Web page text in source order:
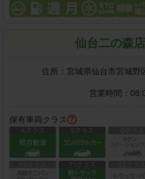
仙台二の森店
住所： 宮城県仙台市宮城野
営業時間：
保有車両クラス